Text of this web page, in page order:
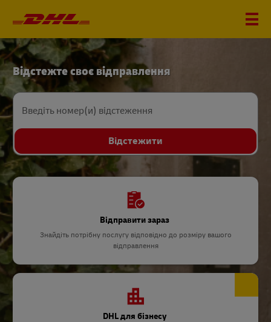
DHL
Home
Відстежте своє відправлення
Введіть номер(и) відстеження
Відстежити
Відправити зараз
Знайдіть потрібну послугу відповідно до розміру вашого
відправлення
DHL для бізнесу